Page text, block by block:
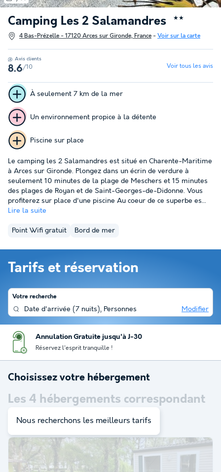
Camping Les 2 Salamandres ★★
4 Bas-Prézelle - 17120 Arces sur Gironde, France - Voir sur la carte
Avis clients
8.6/10 Voir tous les avis
À seulement 7 km de la mer
Un environnement propice à la détente
Piscine sur place
Le camping les 2 Salamandres est situé en Charente-Maritime
à Arces sur Gironde. Plongez dans un écrin de verdure à
seulement 10 minutes de la plage de Meschers et 15 minutes
des plages de Royan et de Saint-Georges-de-Didonne. Vous
profiterez sur place d'une piscine Au coeur de ce superbe es...
Lire la suite
Point Wifi gratuit Bord de mer
Tarifs et réservation
Votre recherche
Date d'arrivée (7 nuits), Personnes Modifier
Annulation Gratuite jusqu'à J-30
Réservez l'esprit tranquille !
Choisissez votre hébergement
Les 4 hébergements correspondant
à votre sélection
Nous recherchons les meilleurs tarifs